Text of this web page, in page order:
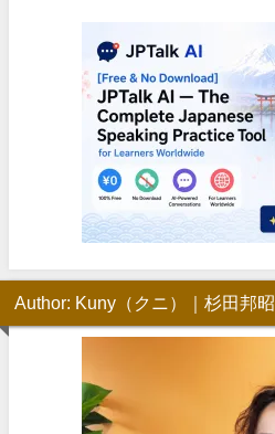
Author: Kuny（クニ）｜杉田邦昭